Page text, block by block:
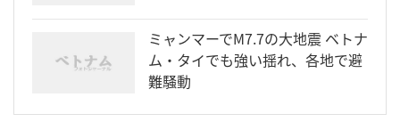
ミャンマーでM7.7の大地震 ベトナ
ム・タイでも強い揺れ、各地で避
難騒動